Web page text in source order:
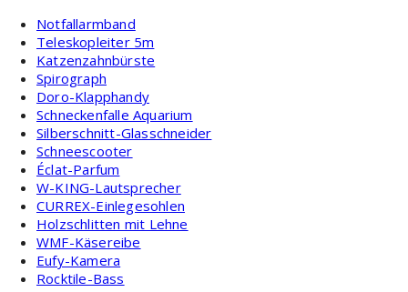
Notfallarmband
Teleskopleiter 5m
Katzenzahnbürste
Spirograph
Doro-Klapphandy
Schneckenfalle Aquarium
Silberschnitt-Glasschneider
Schneescooter
Éclat-Parfum
W-KING-Lautsprecher
CURREX-Einlegesohlen
Holzschlitten mit Lehne
WMF-Käsereibe
Eufy-Kamera
Rocktile-Bass